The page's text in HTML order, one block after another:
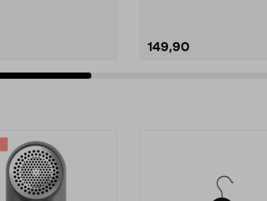
149,90